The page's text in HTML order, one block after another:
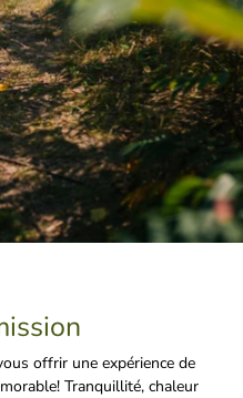
offrir une expérience de
Tranquillité, chaleur